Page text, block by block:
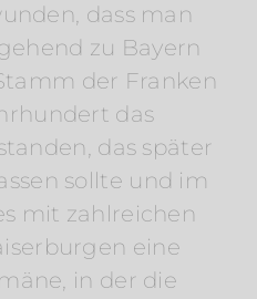
dass man
zu Bayern
der Franken
das
das später
sollte und im
mit zahlreichen
eine
in der die